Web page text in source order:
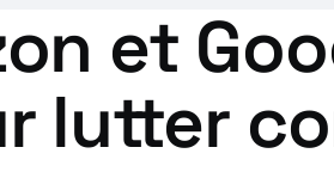
et
lutter